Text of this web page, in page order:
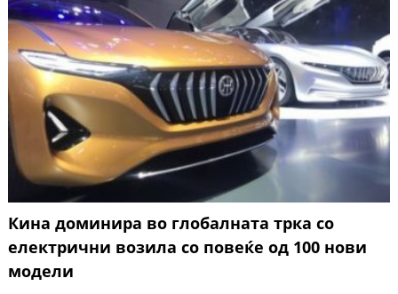
Кина доминира во глобалната трка со
електрични возила со повеќе од 100 нови
модели